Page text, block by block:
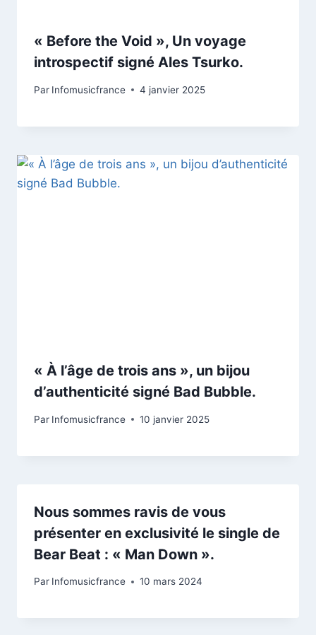
« Before the Void », Un voyage
introspectif signé Ales Tsurko.
Par Infomusicfrance 4 janvier 2025
« À l’âge de trois ans », un bijou
d’authenticité signé Bad Bubble.
Par Infomusicfrance 10 janvier 2025
Nous sommes ravis de vous
présenter en exclusivité le single de
Bear Beat : « Man Down ».
Par Infomusicfrance 10 mars 2024